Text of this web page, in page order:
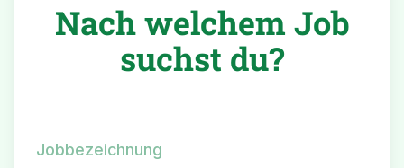
Nach welchem Job
suchst du?
Jobbezeichnung